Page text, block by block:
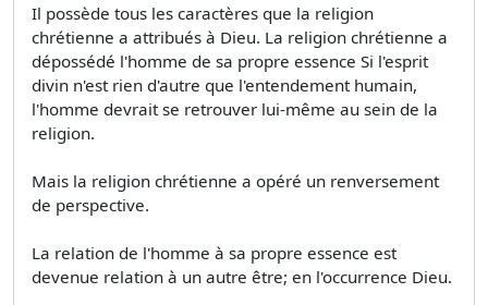
Il possède tous les caractères que la religion
chrétienne a attribués à Dieu. La religion chrétienne a
dépossédé l'homme de sa propre essence Si l'esprit
divin n'est rien d'autre que l'entendement humain,
l'homme devrait se retrouver lui-même au sein de la
religion.
Mais la religion chrétienne a opéré un renversement
de perspective.
La relation de l'homme à sa propre essence est
devenue relation à un autre être; en l'occurrence Dieu.